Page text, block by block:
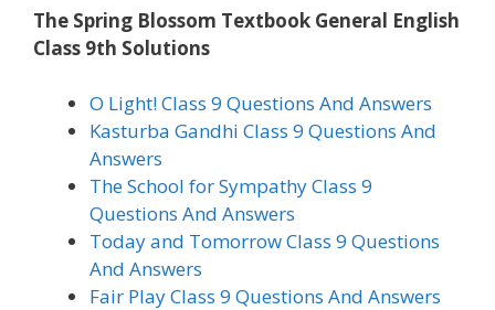
The Spring Blossom Textbook General English
Class 9th Solutions
O Light! Class 9 Questions And Answers
Kasturba Gandhi Class 9 Questions And
Answers
The School for Sympathy Class 9
Questions And Answers
Today and Tomorrow Class 9 Questions
And Answers
Fair Play Class 9 Questions And Answers